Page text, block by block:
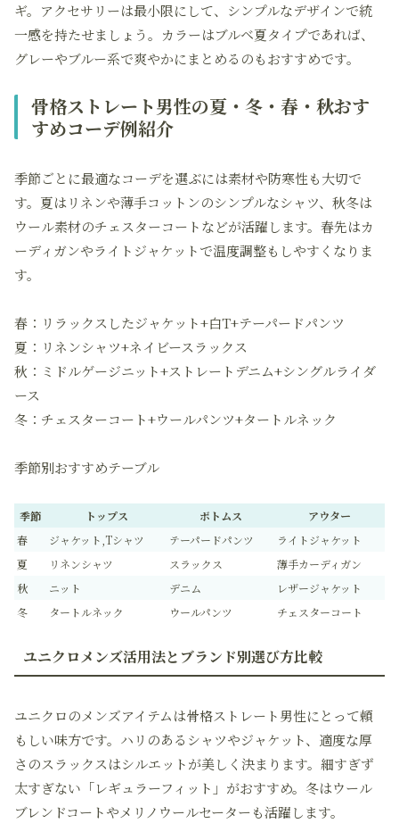
ギ。アクセサリーは最小限にして、シンプルなデザインで統
一感を持たせましょう。カラーはブルベ夏タイプであれば、
グレーやブルー系で爽やかにまとめるのもおすすめです。
骨格ストレート男性の夏・冬・春・秋おす
すめコーデ例紹介
季節ごとに最適なコーデを選ぶには素材や防寒性も大切で
す。夏はリネンや薄手コットンのシンプルなシャツ、秋冬は
ウール素材のチェスターコートなどが活躍します。春先はカ
ーディガンやライトジャケットで温度調整もしやすくなりま
す。
春：リラックスしたジャケット+白T+テーパードパンツ
夏：リネンシャツ+ネイビースラックス
秋：ミドルゲージニット+ストレートデニム+シングルライダ
ース
冬：チェスターコート+ウールパンツ+タートルネック
季節別おすすめテーブル
季節 トップス ボトムス
アウター
春
ジャケット,Tシャツ テーパードパンツ
ライトジャケット
夏
リネンシャツ スラックス
薄手カーディガン
秋
ニット デニム
レザージャケット
冬
タートルネック ウールパンツ チェスターコート
ユニクロメンズ活用法とブランド別選び方比較
ユニクロのメンズアイテムは骨格ストレート男性にとって頼
もしい味方です。ハリのあるシャツやジャケット、適度な厚
さのスラックスはシルエットが美しく決まります。細すぎず
太すぎない「レギュラーフィット」がおすすめ。冬はウール
ブレンドコートやメリノウールセーターも活躍します。